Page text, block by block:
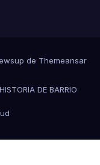
de Themeansar
HISTORIA DE BARRIO